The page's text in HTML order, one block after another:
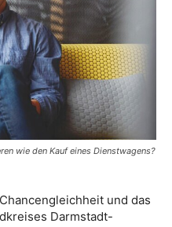
wie den Kauf eines Dienstwagens?
und das
Darmstadt-